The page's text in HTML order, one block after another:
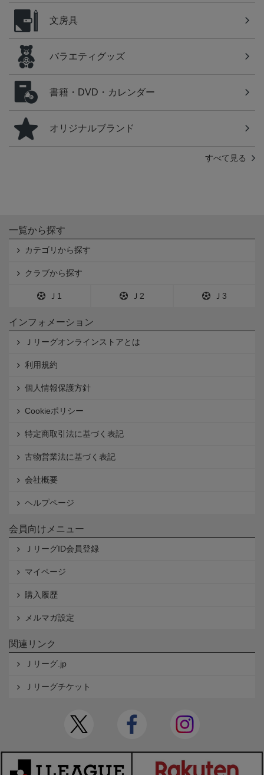
文房具
バラエティグッズ
書籍・DVD・カレンダー
オリジナルブランド
すべて見る
一覧から探す
カテゴリから探す
クラブから探す
Ｊ1 Ｊ2 Ｊ3
インフォメーション
Ｊリーグオンラインストアとは
利用規約
個人情報保護方針
Cookieポリシー
特定商取引法に基づく表記
古物営業法に基づく表記
会社概要
ヘルプページ
会員向けメニュー
ＪリーグID会員登録
マイページ
購入履歴
メルマガ設定
関連リンク
Ｊリーグ.jp
Ｊリーグチケット